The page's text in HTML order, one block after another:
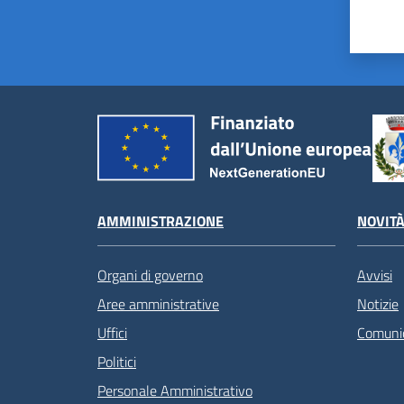
AMMINISTRAZIONE
Organi di governo
Aree amministrative
Uffici
Politici
Personale Amministrativo
NOVITÀ
Avvisi
Notizie